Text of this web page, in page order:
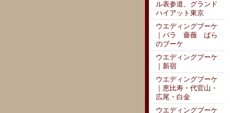
ル表参道、グランド
ハイアット東京
ウエディングブーケ
｜バラ 薔薇 ばら
のブーケ
ウエディングブーケ
｜新宿
ウエディングブーケ
｜恵比寿・代官山・
広尾・白金
ウエディングブーケ